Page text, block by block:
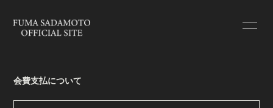
SCHEDULE
会費支払について